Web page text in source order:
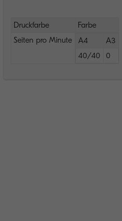
Druckfarbe
Farbe
Seiten pro Minute
A4
A3
40/40
0